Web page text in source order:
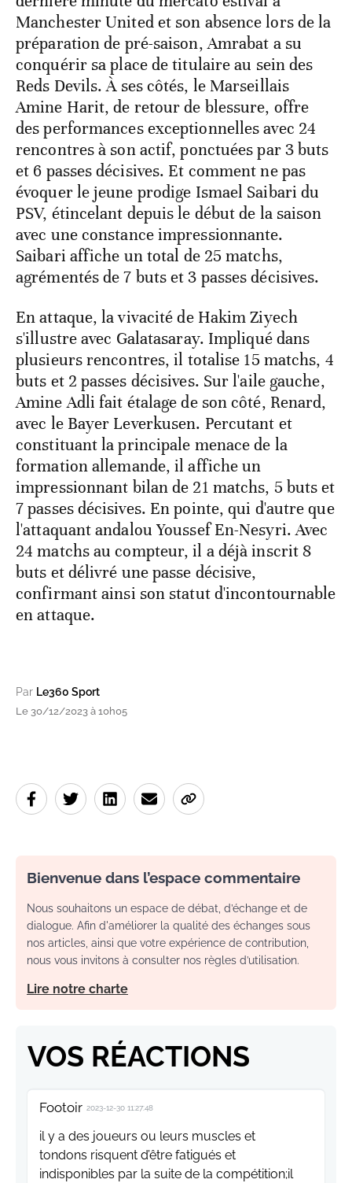
Manchester United et son absence lors de la
préparation de pré-saison, Amrabat a su
conquérir sa place de titulaire au sein des
Reds Devils. À ses côtés, le Marseillais
Amine Harit, de retour de blessure, offre
des performances exceptionnelles avec 24
rencontres à son actif, ponctuées par 3 buts
et 6 passes décisives. Et comment ne pas
évoquer le jeune prodige Ismael Saibari du
PSV, étincelant depuis le début de la saison
avec une constance impressionnante.
Saibari affiche un total de 25 matchs,
agrémentés de 7 buts et 3 passes décisives.
En attaque, la vivacité de Hakim Ziyech
s'illustre avec Galatasaray. Impliqué dans
plusieurs rencontres, il totalise 15 matchs, 4
buts et 2 passes décisives. Sur l'aile gauche,
Amine Adli fait étalage de son côté, Renard,
avec le Bayer Leverkusen. Percutant et
constituant la principale menace de la
formation allemande, il affiche un
impressionnant bilan de 21 matchs, 5 buts et
7 passes décisives. En pointe, qui d'autre que
l'attaquant andalou Youssef En-Nesyri. Avec
24 matchs au compteur, il a déjà inscrit 8
buts et délivré une passe décisive,
confirmant ainsi son statut d'incontournable
en attaque.
Par Le360 Sport
Le 30/12/2023 à 10h05
Bienvenue dans l’espace commentaire
Nous souhaitons un espace de débat, d’échange et de
dialogue. Afin d'améliorer la qualité des échanges sous
nos articles, ainsi que votre expérience de contribution,
nous vous invitons à consulter nos règles d’utilisation.
Lire notre charte
VOS RÉACTIONS
Footoir 2023-12-30 11:27:48
il y a des joueurs ou leurs muscles et
tondons risquent d’être fatigués et
indisponibles par la suite de la compétition;il